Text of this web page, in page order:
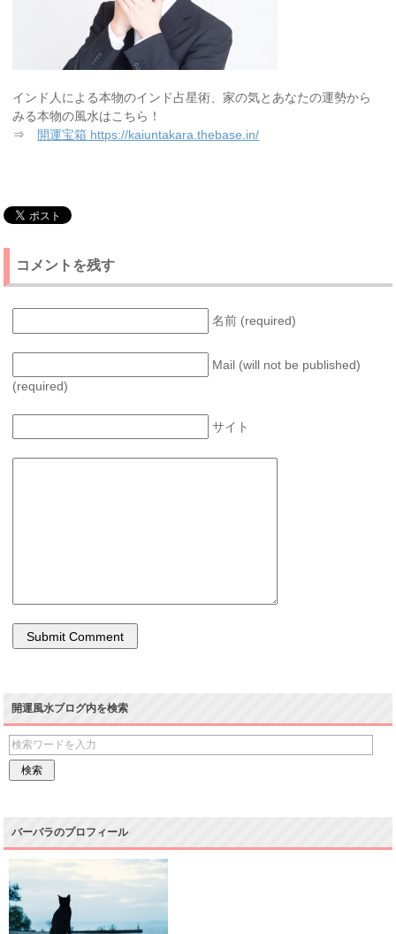
インド人による本物のインド占星術、家の気とあなたの運勢から
みる本物の風水はこちら！
⇒ 開運宝箱 https://kaiuntakara.thebase.in/
コメントを残す
名前 (required)
Mail (will not be published)
(required)
サイト
開運風水ブログ内を検索
バーバラのプロフィール